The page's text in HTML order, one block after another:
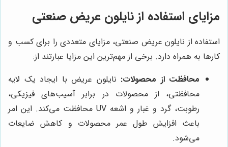
مزایای استفاده از نایلون عریض صنعتی
استفاده از نایلون عریض صنعتی، مزایای متعددی را برای کسب و
کارها به همراه دارد. برخی از مهم‌ترین این مزایا عبارتند از:
محافظت از محصولات: نایلون عریض با ایجاد یک لایه
محافظتی، از محصولات در برابر آسیب‌های فیزیکی،
رطوبت، گرد و غبار و اشعه UV محافظت می‌کند. این امر
باعث افزایش طول عمر محصولات و کاهش ضایعات
می‌شود.